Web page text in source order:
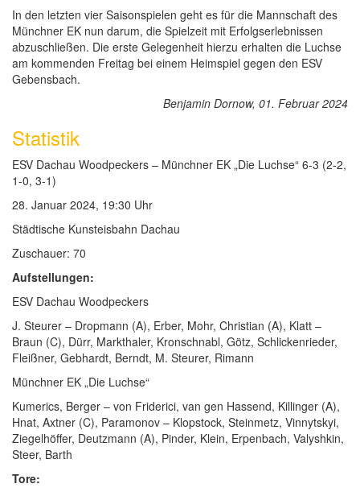
In den letzten vier Saisonspielen geht es für die Mannschaft des
Münchner EK nun darum, die Spielzeit mit Erfolgserlebnissen
abzuschließen. Die erste Gelegenheit hierzu erhalten die Luchse
am kommenden Freitag bei einem Heimspiel gegen den ESV
Gebensbach.
Benjamin Dornow, 01. Februar 2024
Statistik
ESV Dachau Woodpeckers – Münchner EK „Die Luchse“ 6-3 (2-2,
1-0, 3-1)
28. Januar 2024, 19:30 Uhr
Städtische Kunsteisbahn Dachau
Zuschauer: 70
Aufstellungen:
ESV Dachau Woodpeckers
J. Steurer – Dropmann (A), Erber, Mohr, Christian (A), Klatt –
Braun (C), Dürr, Markthaler, Kronschnabl, Götz, Schlickenrieder,
Fleißner, Gebhardt, Berndt, M. Steurer, Rimann
Münchner EK „Die Luchse“
Kumerics, Berger – von Friderici, van gen Hassend, Killinger (A),
Hnat, Axtner (C), Paramonov – Klopstock, Steinmetz, Vinnytskyi,
Ziegelhöffer, Deutzmann (A), Pinder, Klein, Erpenbach, Valyshkin,
Steer, Barth
Tore: